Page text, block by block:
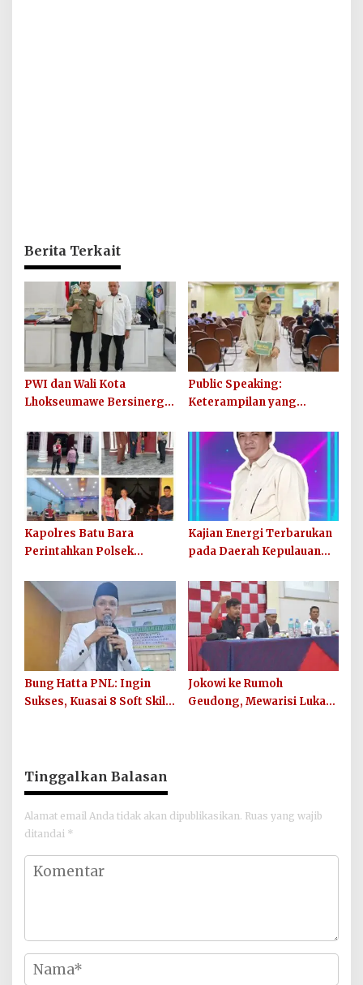
Berita Terkait
PWI dan Wali Kota
Lhokseumawe Bersinergi
Public Speaking:
Keterampilan yang
Kerja
Kapolres Batu Bara
Perintahkan Polsek
Minggu di Gereja
Kajian Energi Terbarukan
pada Daerah Kepulauan
Bung Hatta PNL: Ingin
Sukses, Kuasai 8 Soft Skill
Jokowi ke Rumoh
Geudong, Mewarisi Luka
Tinggalkan Balasan
Alamat email Anda tidak akan dipublikasikan. Ruas yang wajib
ditandai *